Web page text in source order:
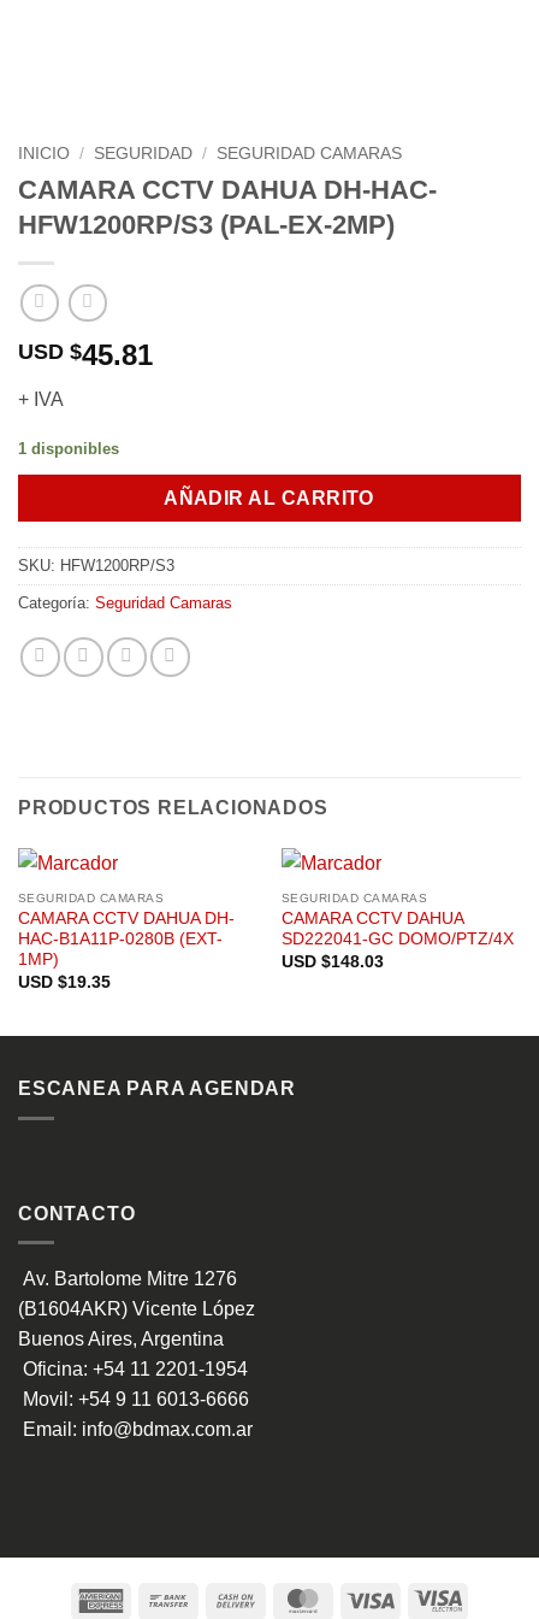
INICIO / SEGURIDAD / SEGURIDAD CAMARAS
CAMARA CCTV DAHUA DH-HAC-
HFW1200RP/S3 (PAL-EX-2MP)
USD $45.81
+ IVA
1 disponibles
AÑADIR AL CARRITO
SKU: HFW1200RP/S3
Categoría: Seguridad Camaras
PRODUCTOS RELACIONADOS
SEGURIDAD CAMARAS
CAMARA CCTV DAHUA DH-
HAC-B1A11P-0280B (EXT-
1MP)
USD $19.35
SEGURIDAD CAMARAS
CAMARA CCTV DAHUA
SD222041-GC DOMO/PTZ/4X
USD $148.03
ESCANEA PARA AGENDAR
CONTACTO
Av. Bartolome Mitre 1276
(B1604AKR) Vicente López
Buenos Aires, Argentina
Oficina: +54 11 2201-1954
Movil: +54 9 11 6013-6666
Email: info@bdmax.com.ar
American
Bank
Cash
MasterCardVisa
Visa